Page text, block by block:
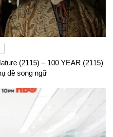
(2115) – 100 YEAR (2115)
đề song ngữ